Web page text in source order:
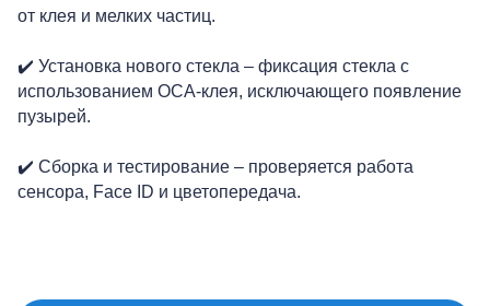
от клея и мелких частиц.
✔️ Установка нового стекла – фиксация стекла с
использованием OCA-клея, исключающего появление
пузырей.
✔️ Сборка и тестирование – проверяется работа
сенсора, Face ID и цветопередача.